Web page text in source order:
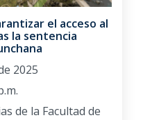
el acceso al
la sentencia
2025
de la Facultad de